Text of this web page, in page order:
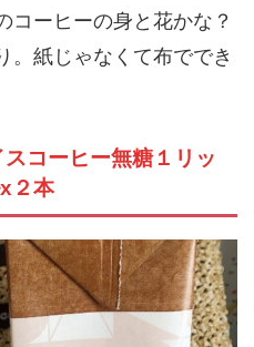
コーヒーの身と花かな？
。紙じゃなくて布ででき
コーヒー無糖１リッ
x２本